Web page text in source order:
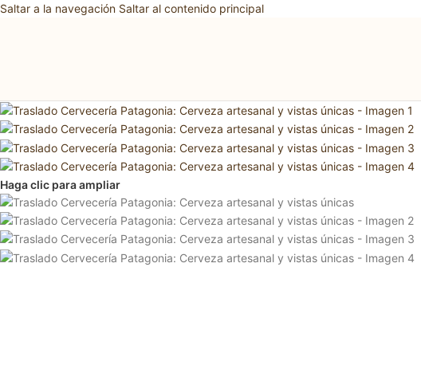
Saltar a la navegación Saltar al contenido principal
Haga clic para ampliar